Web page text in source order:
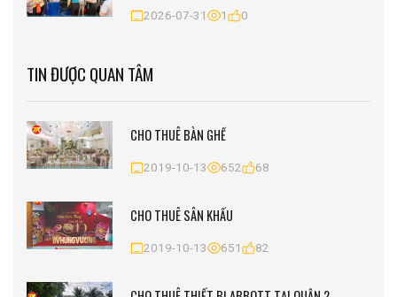
2026-07-31 1 0
TIN ĐƯỢC QUAN TÂM
CHO THUÊ BÀN GHẾ
2019-10-13 652 68
CHO THUÊ SÂN KHẤU
2019-10-13 651 82